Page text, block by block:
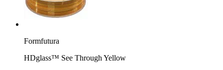
Formfutura
HDglass™ See Through Yellow